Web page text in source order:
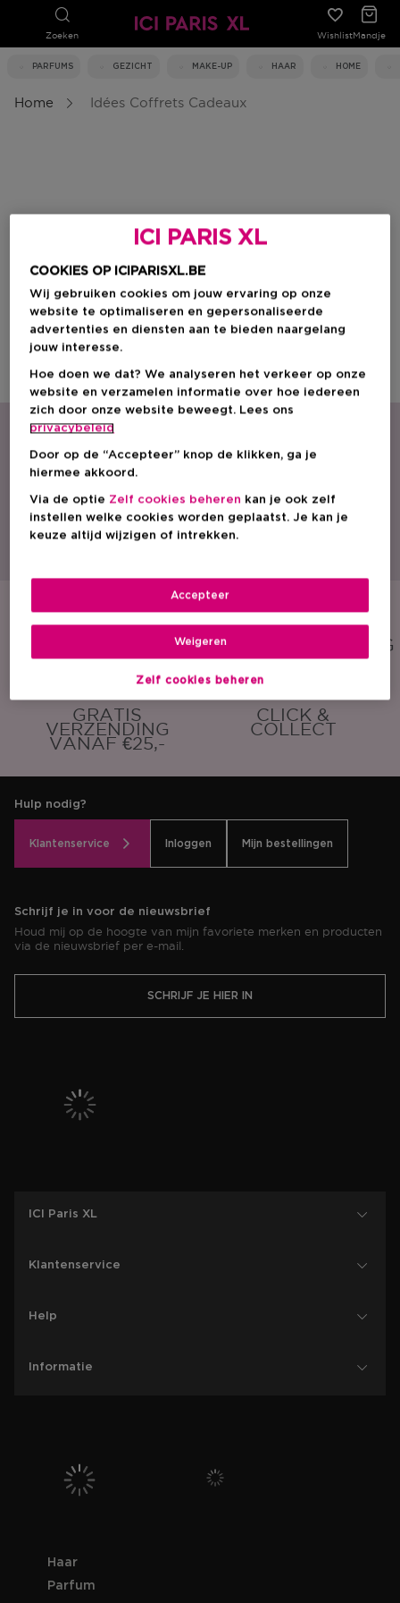
Zoeken WishlistMandje
PARFUMS GEZICHT MAKE-UP HAAR HOME
Home Idées Coffrets Cadeaux
Met een ruim aanbod parfum, cosmetica en huidverzorging is ICI PARIS XL
dé beautyspecialist van België. Ontdek onze acties, promoties, beauty tips
GRATIS GRATIS
CADEAUVERPAKKING
GRATIS
VERZENDING
VANAF €25,-
CLICK &
COLLECT
Hulp nodig?
Klantenservice Inloggen Mijn bestellingen
Schrijf je in voor de nieuwsbrief
Houd mij op de hoogte van mijn favoriete merken en producten
via de nieuwsbrief per e-mail.
SCHRIJF JE HIER IN
ICI Paris XL
Klantenservice
Help
Informatie
Haar
Parfum
ICI PARIS XL
COOKIES OP ICIPARISXL.BE
Wij gebruiken cookies om jouw ervaring op onze
website te optimaliseren en gepersonaliseerde
advertenties en diensten aan te bieden naargelang
jouw interesse.
Hoe doen we dat? We analyseren het verkeer op onze
website en verzamelen informatie over hoe iedereen
zich door onze website beweegt. Lees ons
privacybeleid
Door op de “Accepteer” knop de klikken, ga je
hiermee akkoord.
Via de optie Zelf cookies beheren kan je ook zelf
instellen welke cookies worden geplaatst. Je kan je
keuze altijd wijzigen of intrekken.
Zelf cookies beheren
Weigeren
Accepteer